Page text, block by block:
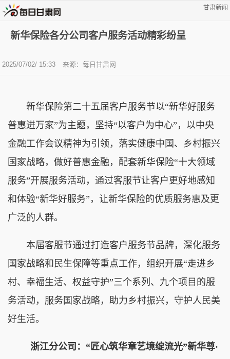
甘肃新闻
新华保险各分公司客户服务活动精彩纷呈
2025/07/02/ 15:33 来源：每日甘肃网
新华保险第二十五届客户服务节以“新华好服务
普惠进万家”为主题，坚持“以客户为中心”，以中央
金融工作会议精神为引领，落实健康中国、乡村振兴
国家战略，做好普惠金融，配套新华保险“十大领域
服务”开展服务活动，通过客服节让客户更好地感知
和体验“新华好服务”，让新华保险的优质服务惠及更
广泛的人群。
本届客服节通过打造客户服务节品牌，深化服务
国家战略和民生保障等重点工作，组织开展“走进乡
村、幸福生活、权益守护”三个系列、九个项目 的服
务活动，服务国家战略，助力乡村振兴，守护人民美
好生活。
浙江分公司：“匠心筑华章艺境绽流光”新华尊·